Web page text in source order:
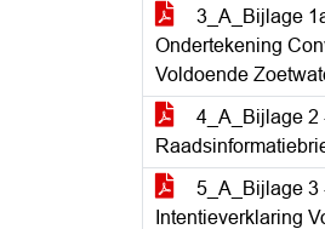
3_A_Bijlage
Ondertekening
Voldoende
4_A_Bijlage 2
5_A_Bijlage 3
Intentieverklaring